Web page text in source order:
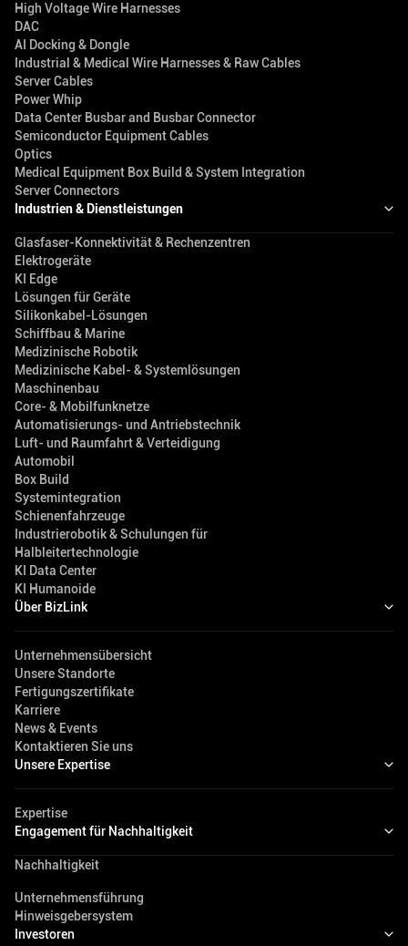
High Voltage Wire Harnesses
DAC
AI Docking & Dongle
Industrial & Medical Wire Harnesses & Raw Cables
Server Cables
Power Whip
Data Center Busbar and Busbar Connector
Semiconductor Equipment Cables
Optics
Medical Equipment Box Build & System Integration
Server Connectors
Industrien & Dienstleistungen
Glasfaser-Konnektivität & Rechenzentren
Elektrogeräte
KI Edge
Lösungen für Geräte
Silikonkabel-Lösungen
Schiffbau & Marine
Medizinische Robotik
Medizinische Kabel- & Systemlösungen
Maschinenbau
Core- & Mobilfunknetze
Automatisierungs- und Antriebstechnik
Luft- und Raumfahrt & Verteidigung
Automobil
Box Build
Systemintegration
Schienenfahrzeuge
Industrierobotik & Schulungen für
Halbleitertechnologie
KI Data Center
KI Humanoide
Über BizLink
Unternehmensübersicht
Unsere Standorte
Fertigungszertifikate
Karriere
News & Events
Kontaktieren Sie uns
Unsere Expertise
Expertise
Engagement für Nachhaltigkeit
Nachhaltigkeit
Unternehmensführung
Hinweisgebersystem
Investoren